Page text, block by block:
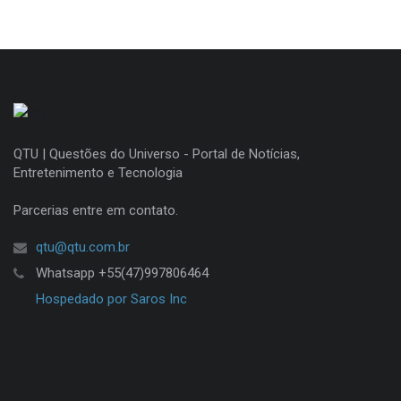
QTU | Questões do Universo - Portal de Notícias,
Entretenimento e Tecnologia
Parcerias entre em contato.
qtu@qtu.com.br
Whatsapp +55(47)997806464
Hospedado por Saros Inc